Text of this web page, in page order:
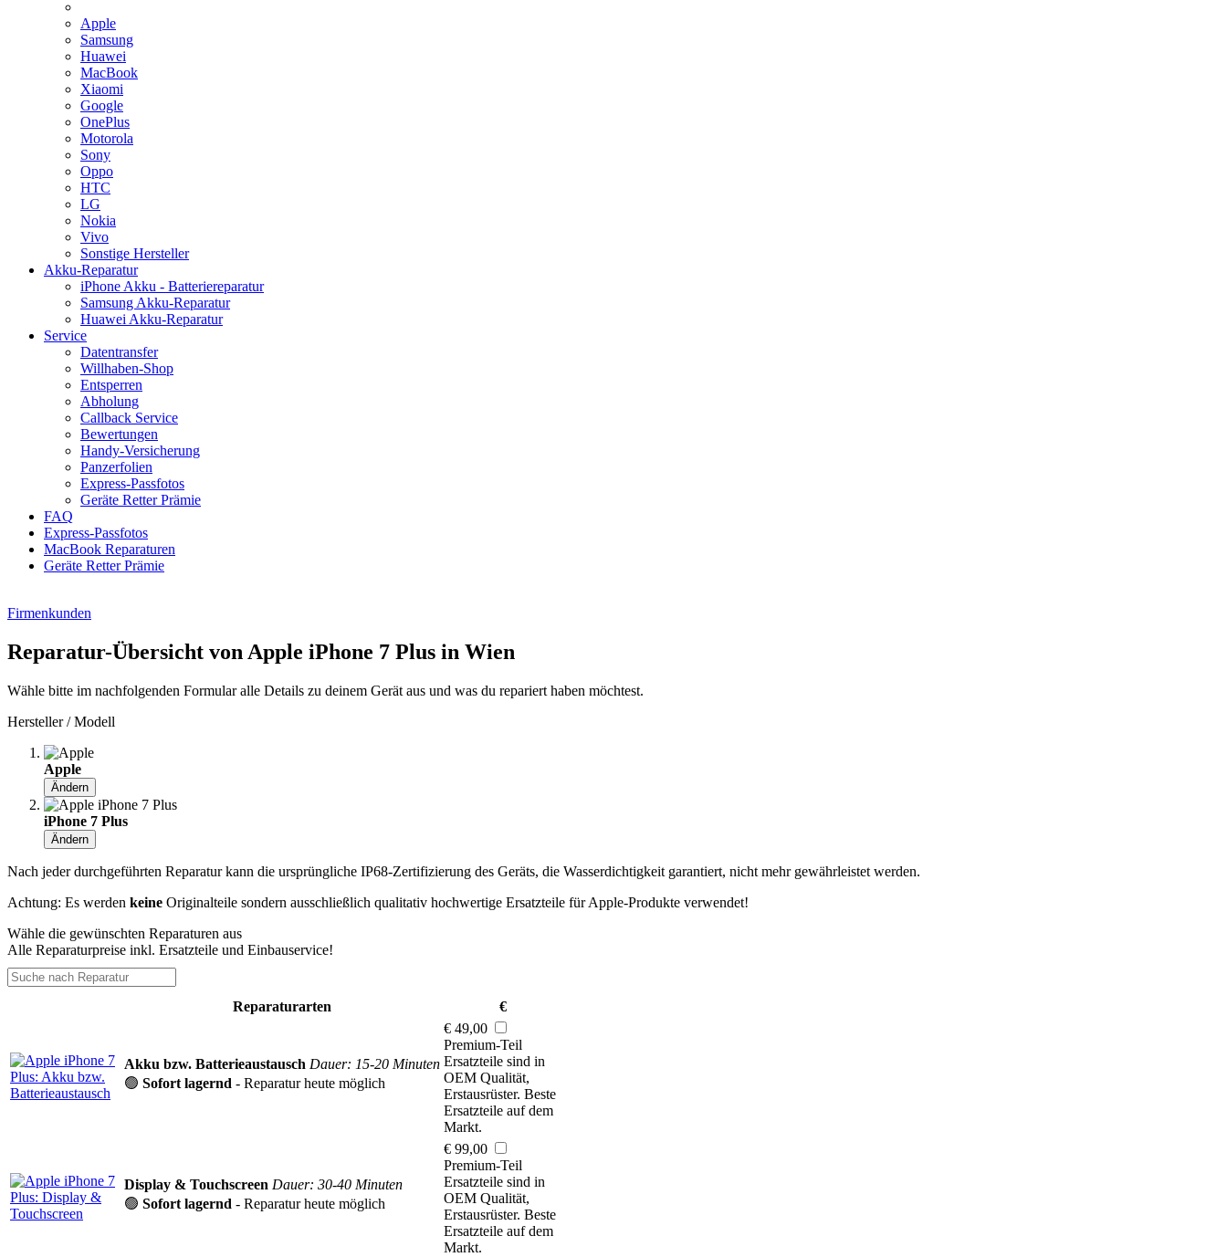
Apple
Samsung
Huawei
MacBook
Xiaomi
Google
OnePlus
Motorola
Sony
Oppo
HTC
LG
Nokia
Vivo
Sonstige Hersteller
Akku-Reparatur
iPhone Akku - Batteriereparatur
Samsung Akku-Reparatur
Huawei Akku-Reparatur
Service
Datentransfer
Willhaben-Shop
Entsperren
Abholung
Callback Service
Bewertungen
Handy-Versicherung
Panzerfolien
Express-Passfotos
Geräte Retter Prämie
FAQ
Express-Passfotos
MacBook Reparaturen
Geräte Retter Prämie
Firmenkunden
Reparatur-Übersicht von Apple iPhone 7 Plus in Wien
Wähle bitte im nachfolgenden Formular alle Details zu deinem Gerät aus und was du repariert haben möchtest.
Hersteller / Modell
Apple
Ändern
iPhone 7 Plus
Ändern
Nach jeder durchgeführten Reparatur kann die ursprüngliche IP68-Zertifizierung des Geräts, die Wasserdichtigkeit garantiert, nicht mehr gewährleistet werden.
Achtung: Es werden keine Originalteile sondern ausschließlich qualitativ hochwertige Ersatzteile für Apple-Produkte verwendet!
Wähle die gewünschten Reparaturen aus
Alle Reparaturpreise inkl. Ersatzteile und Einbauservice!
Reparaturarten €
Akku bzw. Batterieaustausch Dauer: 15-20 Minuten
🟢 Sofort lagernd - Reparatur heute möglich
€ 49,00
Premium-Teil
Ersatzteile sind in
OEM Qualität,
Erstausrüster. Beste
Ersatzteile auf dem
Markt.
Display & Touchscreen Dauer: 30-40 Minuten
🟢 Sofort lagernd - Reparatur heute möglich
€ 99,00
Premium-Teil
Ersatzteile sind in
OEM Qualität,
Erstausrüster. Beste
Ersatzteile auf dem
Markt.